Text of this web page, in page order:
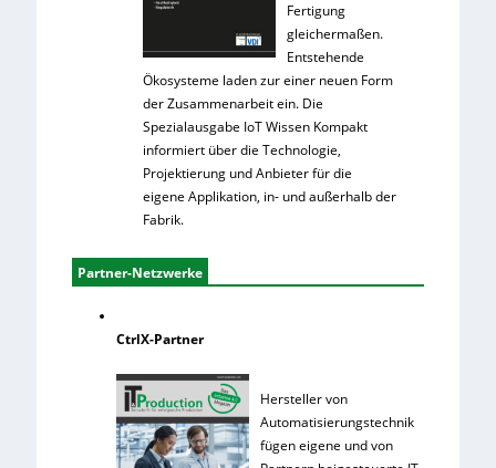
Fertigung
gleichermaßen.
Entstehende
Ökosysteme laden zur einer neuen Form
der Zusammenarbeit ein. Die
Spezialausgabe IoT Wissen Kompakt
informiert über die Technologie,
Projektierung und Anbieter für die
eigene Applikation, in- und außerhalb der
Fabrik.
Partner-Netzwerke
CtrlX-Partner
Hersteller von
Automatisierungstechnik
fügen eigene und von